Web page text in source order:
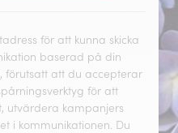
för att kunna skicka
baserad på din
att du accepterar
för att
utvärdera kampanjers
i kommunikationen. Du